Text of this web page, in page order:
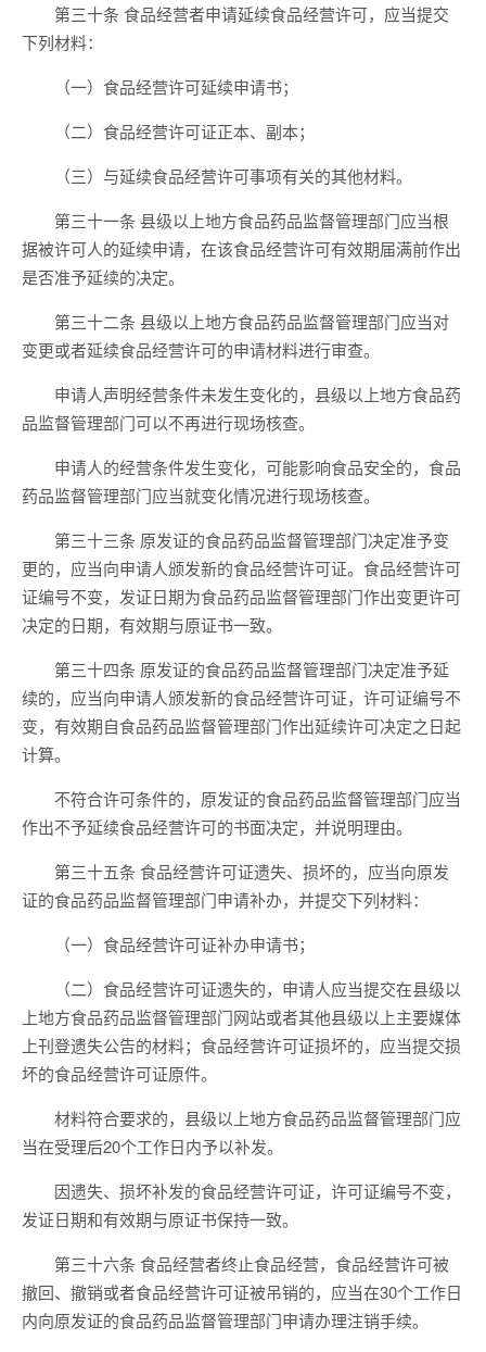
第三十条 食品经营者申请延续食品经营许可，应当提交
下列材料：
（一）食品经营许可延续申请书；
（二）食品经营许可证正本、副本；
（三）与延续食品经营许可事项有关的其他材料。
第三十一条 县级以上地方食品药品监督管理部门应当根
据被许可人的延续申请，在该食品经营许可有效期届满前作出
是否准予延续的决定。
第三十二条 县级以上地方食品药品监督管理部门应当对
变更或者延续食品经营许可的申请材料进行审查。
申请人声明经营条件未发生变化的，县级以上地方食品药
品监督管理部门可以不再进行现场核查。
申请人的经营条件发生变化，可能影响食品安全的，食品
药品监督管理部门应当就变化情况进行现场核查。
第三十三条 原发证的食品药品监督管理部门决定准予变
更的，应当向申请人颁发新的食品经营许可证。食品经营许可
证编号不变，发证日期为食品药品监督管理部门作出变更许可
决定的日期，有效期与原证书一致。
第三十四条 原发证的食品药品监督管理部门决定准予延
续的，应当向申请人颁发新的食品经营许可证，许可证编号不
变，有效期自食品药品监督管理部门作出延续许可决定之日起
计算。
不符合许可条件的，原发证的食品药品监督管理部门应当
作出不予延续食品经营许可的书面决定，并说明理由。
第三十五条 食品经营许可证遗失、损坏的，应当向原发
证的食品药品监督管理部门申请补办，并提交下列材料：
（一）食品经营许可证补办申请书；
（二）食品经营许可证遗失的，申请人应当提交在县级以
上地方食品药品监督管理部门网站或者其他县级以上主要媒体
上刊登遗失公告的材料；食品经营许可证损坏的，应当提交损
坏的食品经营许可证原件。
材料符合要求的，县级以上地方食品药品监督管理部门应
当在受理后20个工作日内予以补发。
因遗失、损坏补发的食品经营许可证，许可证编号不变，
发证日期和有效期与原证书保持一致。
第三十六条 食品经营者终止食品经营，食品经营许可被
撤回、撤销或者食品经营许可证被吊销的，应当在30个工作日
内向原发证的食品药品监督管理部门申请办理注销手续。